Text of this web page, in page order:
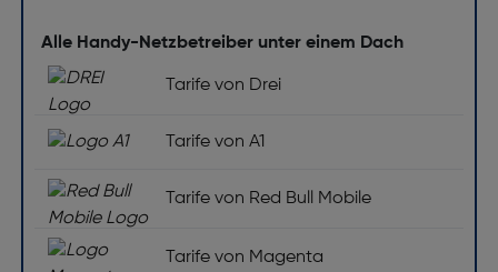
Alle Handy-Netzbetreiber unter einem Dach
Tarife von Drei
Tarife von A1
Tarife von Red Bull Mobile
Tarife von Magenta